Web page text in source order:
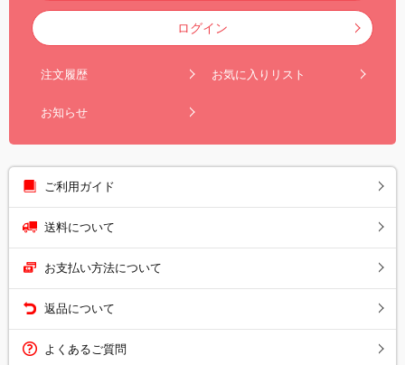
ログイン
注文履歴 お気に入りリスト
お知らせ
ご利用ガイド
送料について
お支払い方法について
返品について
よくあるご質問